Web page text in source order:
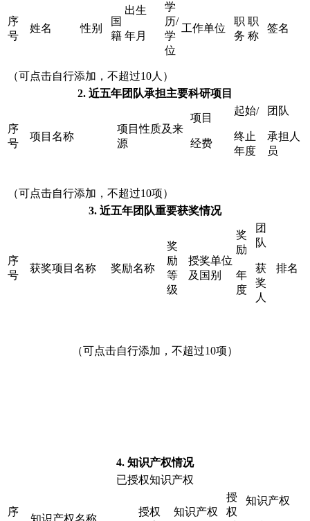
序
号
姓名 性别
国
籍
出生
年月
学
历/
学
位
工作单位
职
务
职
称
签名
（可点击自行添加，不超过10人）
2. 近五年团队承担主要科研项目
序
号
项目名称
项目性质及来
源
项目
经费
起始/
终止
年度
团队
承担人
员
（可点击自行添加，不超过10项）
3. 近五年团队重要获奖情况
序
号
获奖项目名称 奖励名称
奖
励
等
级
授奖单位
及国别
奖
励
年
度
团
队
获
奖
人
排名
（可点击自行添加，不超过10项）
4. 知识产权情况
已授权知识产权
序
授权
知识产权
授
权
知识产权